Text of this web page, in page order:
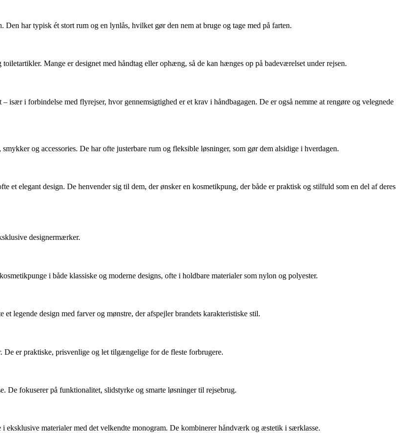
har typisk ét stort rum og en lynlås, hvilket gør den nem at bruge og tage med på farten.
Mange er designet med håndtag eller ophæng, så de kan hænges op på badeværelset under rejsen.
i forbindelse med flyrejser, hvor gennemsigtighed er et krav i håndbagagen. De er også nemme at rengøre og velegnede
og accessories. De har ofte justerbare rum og fleksible løsninger, som gør dem alsidige i hverdagen.
et elegant design. De henvender sig til dem, der ønsker en kosmetikpung, der både er praktisk og stilfuld som en del af deres
designermærker.
i både klassiske og moderne designs, ofte i holdbare materialer som nylon og polyester.
legende design med farver og mønstre, der afspejler brandets karakteristiske stil.
er praktiske, prisvenlige og let tilgængelige for de fleste forbrugere.
De fokuserer på funktionalitet, slidstyrke og smarte løsninger til rejsebrug.
materialer med det velkendte monogram. De kombinerer håndværk og æstetik i særklasse.